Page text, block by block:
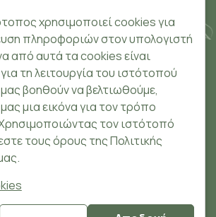
χρησιμοποιεί cookies για
πληροφοριών στον υπολογιστή
από αυτά τα cookies είναι
τη λειτουργία του ιστότοπού
βοηθούν να βελτιωθούμε,
μια εικόνα για τον τρόπο
τον ιστότοπό
τους όρους της Πολιτικής